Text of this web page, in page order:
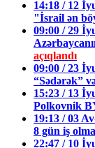
14:18 / 12
"İsrail ən
09:00 / 29
açıqlandı
09:00 / 23
“Sədərək”
15:23 / 13
Polkovnik
19:13 / 03
8 gün iş
22:47 / 10